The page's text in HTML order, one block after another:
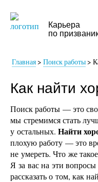
Карьера
по
Главная> Поиск работы>
Как найти
Поиск работы — это
мы стремимся стать
у остальных. Найти
плохую работу — это
не умереть. Что же
Я за вас на эти
рассказать о том, как